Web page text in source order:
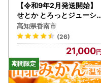
【令和9年2月発送開始】
せとか とろっとジューシ
ー柑橘の女王 せとか 8～1
4玉 ku-0057
高知県香南市
(26)
21,000